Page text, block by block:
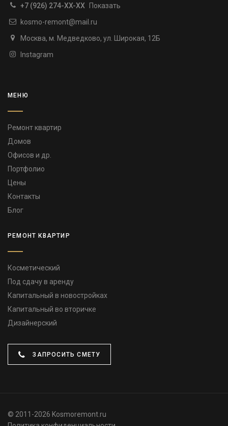
+7 (926) 274-XX-XX
Показать
kosmo-remont@mail.ru
Москва, м. Медведково, ул. Широкая, 12Б
Instagram
МЕНЮ
Ремонт квартир
Домов
Офисов и др.
Портфолио
Цены
Контакты
Блог
РЕМОНТ КВАРТИР
Косметический
Под сдачу в аренду
Капитальный в новостройках
Капитальный во вторичке
Дизайнерский
ЗАПРОСИТЬ СМЕТУ
© 2011-2026 Kosmoremont.ru